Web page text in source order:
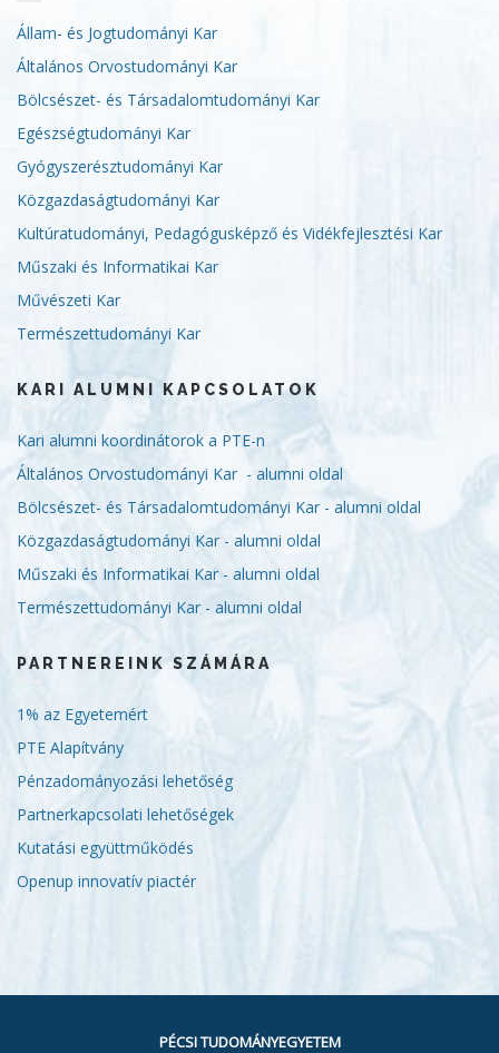
Állam- és Jogtudományi Kar
Általános Orvostudományi Kar
Bölcsészet- és Társadalomtudományi Kar
Egészségtudományi Kar
Gyógyszerésztudományi Kar
Közgazdaságtudományi Kar
Kultúratudományi, Pedagógusképző és Vidékfejlesztési Kar
Műszaki és Informatikai Kar
Művészeti Kar
Természettudományi Kar
KARI ALUMNI KAPCSOLATOK
Kari alumni koordinátorok a PTE-n
Általános Orvostudományi Kar - alumni oldal
Bölcsészet- és Társadalomtudományi Kar - alumni oldal
Közgazdaságtudományi Kar - alumni oldal
Műszaki és Informatikai Kar - alumni oldal
Természettudományi Kar - alumni oldal
PARTNEREINK SZÁMÁRA
1% az Egyetemért
PTE Alapítvány
Pénzadományozási lehetőség
Partnerkapcsolati lehetőségek
Kutatási együttműködés
Openup innovatív piactér
PÉCSI TUDOMÁNYEGYETEM